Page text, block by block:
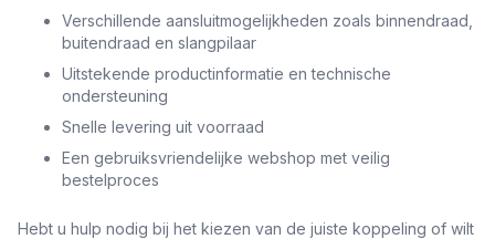
Verschillende aansluitmogelijkheden zoals binnendraad,
buitendraad en slangpilaar
Uitstekende productinformatie en technische
ondersteuning
Snelle levering uit voorraad
Een gebruiksvriendelijke webshop met veilig
bestelproces
Hebt u hulp nodig bij het kiezen van de juiste koppeling of wilt